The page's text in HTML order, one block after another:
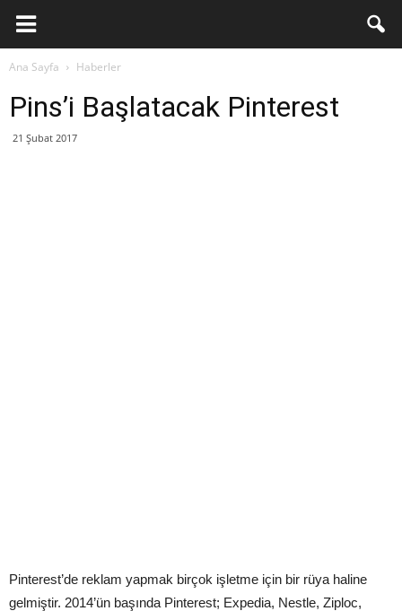
Ana Sayfa Haberler
Pins’i Başlatacak Pinterest
21 Şubat 2017
Pinterest’de reklam yapmak birçok işletme için bir rüya haline
gelmiştir. 2014’ün başında Pinterest; Expedia, Nestle, Ziploc,